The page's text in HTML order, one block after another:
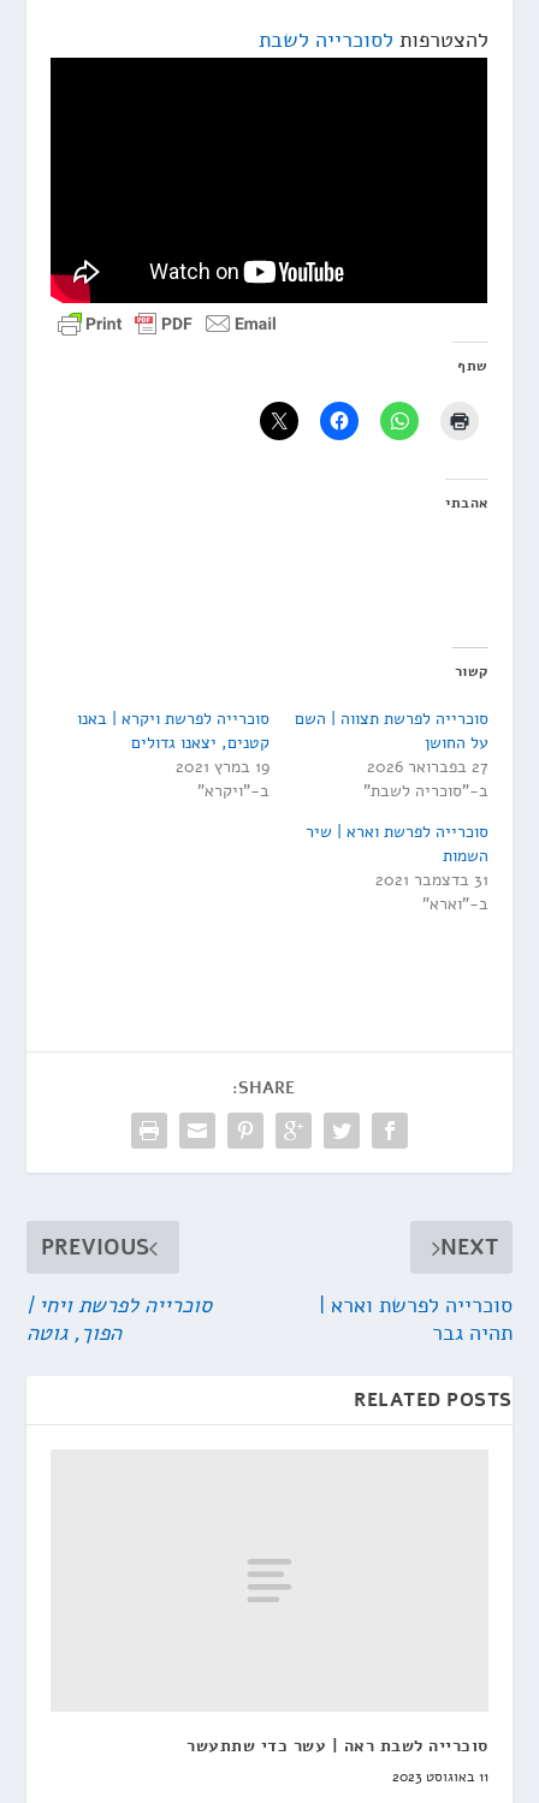
להצטרפות לסוכרייה לשבת
שתף
אהבתי
קשור
סוכרייה לפרשת תצווה | השם
על החושן
27 בפברואר 2026
ב-"סוכריה לשבת"
סוכרייה לפרשת ויקרא | באנו
קטנים, יצאנו גדולים
19 במרץ 2021
ב-"ויקרא"
סוכרייה לפרשת וארא | שיר
השמות
31 בדצמבר 2021
ב-"וארא"
SHARE:
PREVIOUS
סוכרייה לפרשת ויחי |
הפוך, גוטה
NEXT
סוכרייה לפרשת וארא |
תהיה גבר
RELATED POSTS
סוכרייה לשבת ראה | עשר כדי שתתעשר
11 באוגוסט 2023